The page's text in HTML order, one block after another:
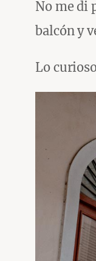
No me di
balcón y
Lo